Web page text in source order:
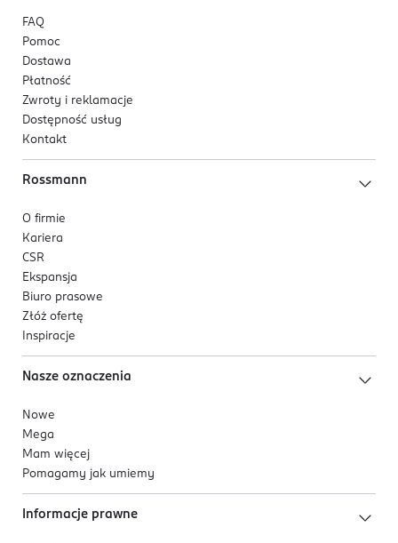
FAQ
Pomoc
Dostawa
Płatność
Zwroty i reklamacje
Dostępność usług
Kontakt
Rossmann
O firmie
Kariera
CSR
Ekspansja
Biuro prasowe
Złóż ofertę
Inspiracje
Nasze oznaczenia
Nowe
Mega
Mam więcej
Pomagamy jak umiemy
Informacje prawne